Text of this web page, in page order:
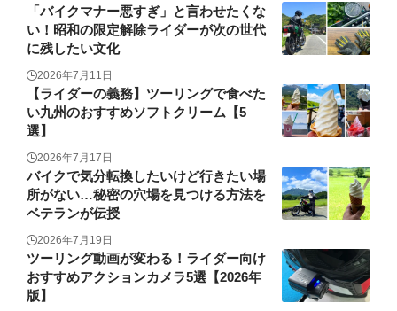
「バイクマナー悪すぎ」と言わせたくな
い！昭和の限定解除ライダーが次の世代
に残したい文化
2026年7月11日
【ライダーの義務】ツーリングで食べた
い九州のおすすめソフトクリーム【5
選】
2026年7月17日
バイクで気分転換したいけど行きたい場
所がない…秘密の穴場を見つける方法を
ベテランが伝授
2026年7月19日
ツーリング動画が変わる！ライダー向け
おすすめアクションカメラ5選【2026年
版】